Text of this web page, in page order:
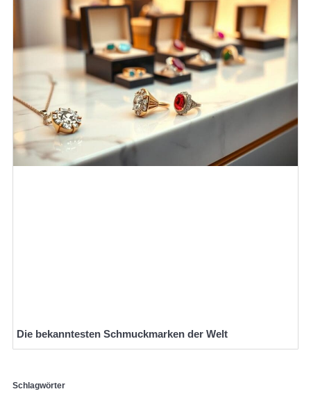
Die bekanntesten Schmuckmarken der Welt
Schlagwörter